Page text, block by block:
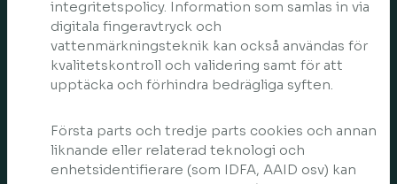
integritetspolicy. Information som samlas in via
digitala fingeravtryck och
vattenmärkningsteknik kan också användas för
kvalitetskontroll och validering samt för att
upptäcka och förhindra bedrägliga syften.
Första parts och tredje parts cookies och annan
liknande eller relaterad teknologi och
enhetsidentifierare (som IDFA, AAID osv) kan